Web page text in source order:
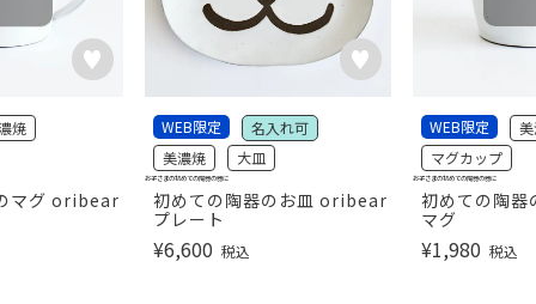
マグ oribear
焼
初めての陶器のお皿 oribear
プレート
WEB限定
名入れ可
美濃焼
大皿
¥6,600 税込
お子さまの初めての陶器の器に
初めての陶
マグ
WEB限定
マグカップ
¥1,980 税込
お子さまの初めての陶器の器に